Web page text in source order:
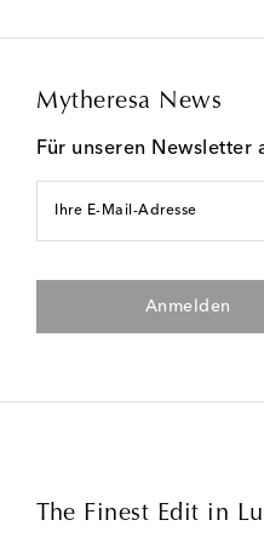
Mytheresa News
Für unseren Newsletter
Ihre E-Mail-Adresse
Anmelden
The Finest Edit in